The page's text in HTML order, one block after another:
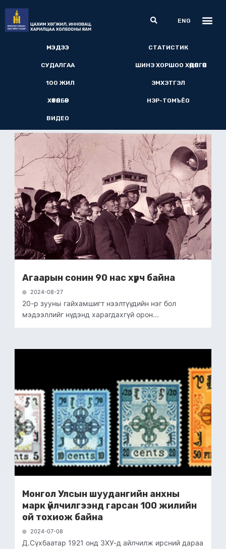
content
Search
ENG
МЭДЭЭ​ СТАТИСТИК
СУДАЛГАА ШИНЭ ХОРШОО ХӨДӨЛГӨӨН
100 ЖИЛ ЭМХЭТГЭЛ
ХӨТӨЛБӨР НЭР-ТОМЪЁО
ВИДЕО
Агаарын сонин 90 нас хүрч байна
2024-08-27
20-р зууны гайхамшигт нээлтүүдийн нэг бол
мэдээллийг нүдэнд харагдахгүй орон...
Монгол Улсын шуудангийн анхны
марк үйлчилгээнд гарсан 100 жилийн
ой тохиож байна
2024-07-08
Д.Сүхбаатар 1921 онд ЗХУ-д айлчилж ирсний дараа